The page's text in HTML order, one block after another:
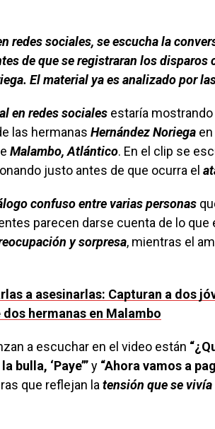
redes sociales, se escucha la
de que se registraran los disparos
El material ya es analizado por
en redes sociales estaría
las hermanas Hernández Noriega
Malambo, Atlántico. En el clip se
justo antes de que ocurra el
confuso entre varias personas
parecen darse cuenta de lo que
y sorpresa, mientras el
a asesinarlas: Capturan a dos
hermanas en Malambo
a escuchar en el video están
bulla, ‘Paye’”y “Ahora vamos a
que reflejan latensión que se vivía